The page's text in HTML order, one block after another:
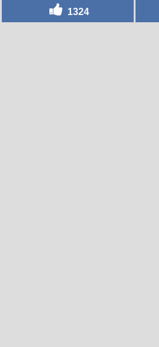
1324